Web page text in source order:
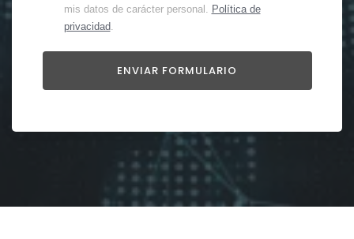
mis datos de carácter personal. Política de
privacidad.